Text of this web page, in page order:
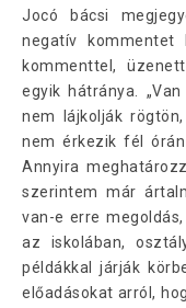
Jocó bácsi
negatív
kommenttel,
egyik hátránya.
nem lájkolják
nem érkezik fél
Annyira
szerintem már
van-e erre
az iskolában,
példákkal járják
előadásokat arról,